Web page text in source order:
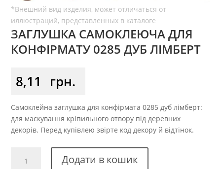
ЗАГЛУШКА САМОКЛЕЮЧА ДЛЯ
КОНФІРМАТУ 0285 ДУБ ЛІМБЕРТ
8,11 грн.
Самоклейна заглушка для конфірмата 0285 дуб лімберт:
для маскування кріпильного отвору під деревних
декорів. Перед купівлею звірте код декору й відтінок.
самоклеюча
Додати в кошик